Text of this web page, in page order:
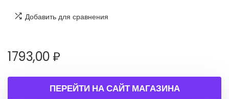
Добавить для сравнения
1793,00₽
ПЕРЕЙТИ НА САЙТ МАГАЗИНА